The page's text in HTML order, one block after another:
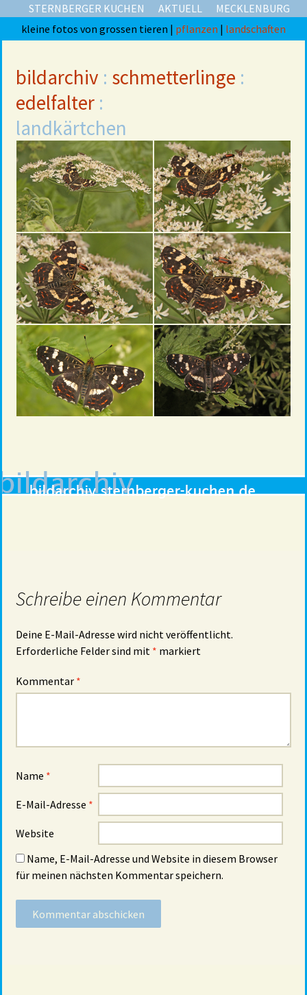
STERNBERGER KUCHEN AKTUELL
MECKLENBURG
kleine fotos von grossen tieren | pflanzen | landschaften
bildarchiv : schmetterlinge :
edelfalter :
landkärtchen
Schreibe einen Kommentar
Deine E-Mail-Adresse wird nicht veröffentlicht.
Erforderliche Felder sind mit * markiert
Kommentar *
Name *
E-Mail-Adresse *
Website
Name, E-Mail-Adresse und Website in diesem Browser
für meinen nächsten Kommentar speichern.